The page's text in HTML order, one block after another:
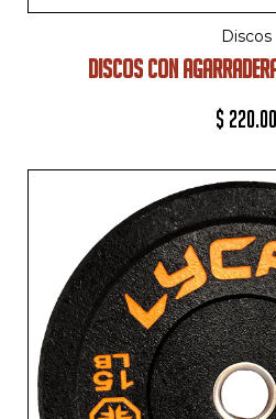
Discos
DISCOS CON
$ 220.00